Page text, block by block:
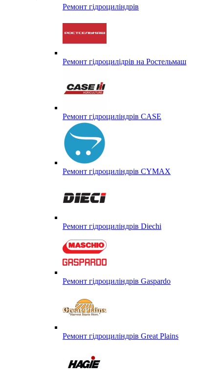
Ремонт гідроциліндрів
Ремонт гідроцилідрів на Ростельмаш
Ремонт гідроциліндрів CASE
Ремонт гідроциліндрів CYMAX
Ремонт гідроциліндрів Diechi
Ремонт гідроциліндрів Gaspardo
Ремонт гідроциліндрів Great Plains